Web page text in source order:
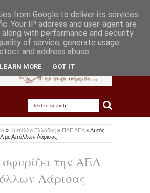
» Κύπελλο Ελλάδας » ΠΑΕ ΑΕΛ»Αυτός
με Απόλλων Λάρισας
την ΑΕΛ
Λάρισας
from Google to deliver its services
Your IP address and user-agent are
with performance and security
of service, generate usage
and address abuse.
LEARN MORE GOT IT